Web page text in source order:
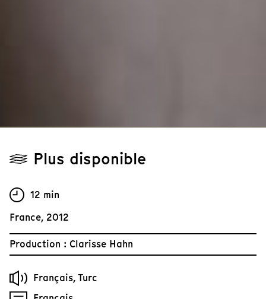
Plus disponible
12 min
France, 2012
Production : Clarisse Hahn
Français, Turc